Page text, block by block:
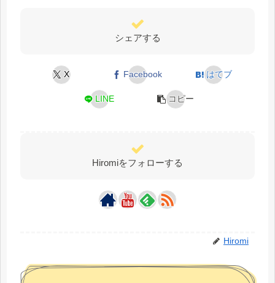
シェアする
X Facebook はてブ
LINE コピー
Hiromiをフォローする
Hiromi